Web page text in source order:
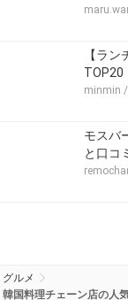
【ラ
TOP20
minmin
モスバ
と口コ
グルメ
韓国料理チェーン店の人